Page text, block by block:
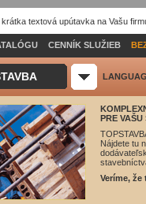
textová upútavka na Vašu
CENNÍK SLUŽIEB
PRE VAŠU
Nájdete tu
Veríme,